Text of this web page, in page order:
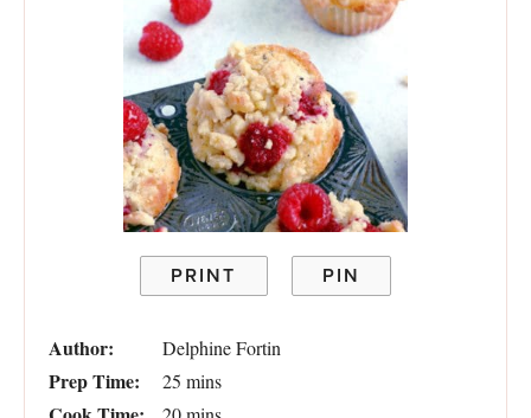
PRINT PIN
Author: Delphine Fortin
Prep Time: 25 mins